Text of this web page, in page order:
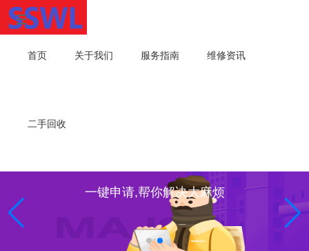
首页 关于我们 服务指南 维修资讯
二手回收
一键申请,帮你解决大麻烦